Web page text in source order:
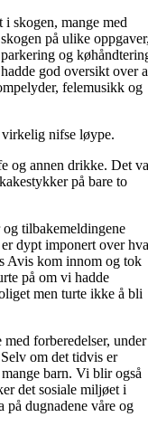
skogen, mange med
på ulike
og
god oversikt over
felemusikk og
nifse løype.
og annen drikke. Det
på bare to
tilbakemeldingene
dypt imponert over hva
Avis kom innom og tok
på om vi hadde
men turte ikke å bli
forberedelser, under
om det tidvis er
barn. Vi blir også
det sosiale miljøet i
på dugnadene våre og